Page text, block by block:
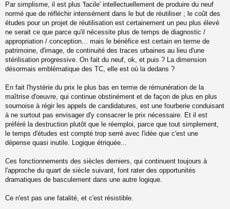
Par simplisme, il est plus 'facile' intellectuellement de produire du neuf
normé que de réfléchir intensément dans le but de réutiliser ; le coût des
études pour un projet de réutilisation est certainement un peu plus élevé
ne serait ce que parce qu'il nécessite plus de temps de diagnostic /
appropriation / conception... mais le bénéfice est certain en terme de
patrimoine, d'image, de continuité des traces urbaines au lieu d'une
stérilisation progressive. On fait du neuf, ok, et puis ? La dimension
désormais emblématique des TC, elle est où la dedans ?
En fait l'hystérie du prix le plus bas en terme de rémunération de la
maîtrise d'oeuvre, qui continue obstinément et de façon de plus en plus
sournoise à régir les appels de candidatures, est une fourberie conduisant
à ne surtout pas envisager d'y consacrer le prix nécessaire. Et il est
préféré la destruction plutôt que le réemploi, parce que tout simplement,
le temps d'études est compté trop serré avec l'idée que c'est une
dépense quasi inutile. Logique étriquée...
Ces fonctionnements des siècles derniers, qui continuent toujours à
l'approche du quart de siècle suivant, font rater des opportunités
dramatiques de basculement dans une autre logique.
Ce n'est pas une fatalité, et c'est résistible.